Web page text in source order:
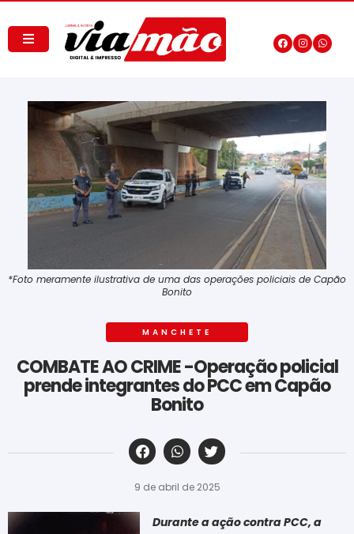
*Foto meramente ilustrativa de uma das operações policiais de Capão
Bonito
MANCHETE
COMBATE AO CRIME -Operação policial
prende integrantes do PCC em Capão
Bonito
‎ ‎ ‎ ‎ ‎ ‎ ‎ ‎ ‎ ‎ ‎ ‎ ‎ ‎ ‎ ‎ ‎ ‎ ‎ ‎ ‎ ‎ ‎ ‎ ‎ ‎ ‎ ‎ ‎ ‎ ‎
9 de abril de 2025
Durante a ação contra PCC, a